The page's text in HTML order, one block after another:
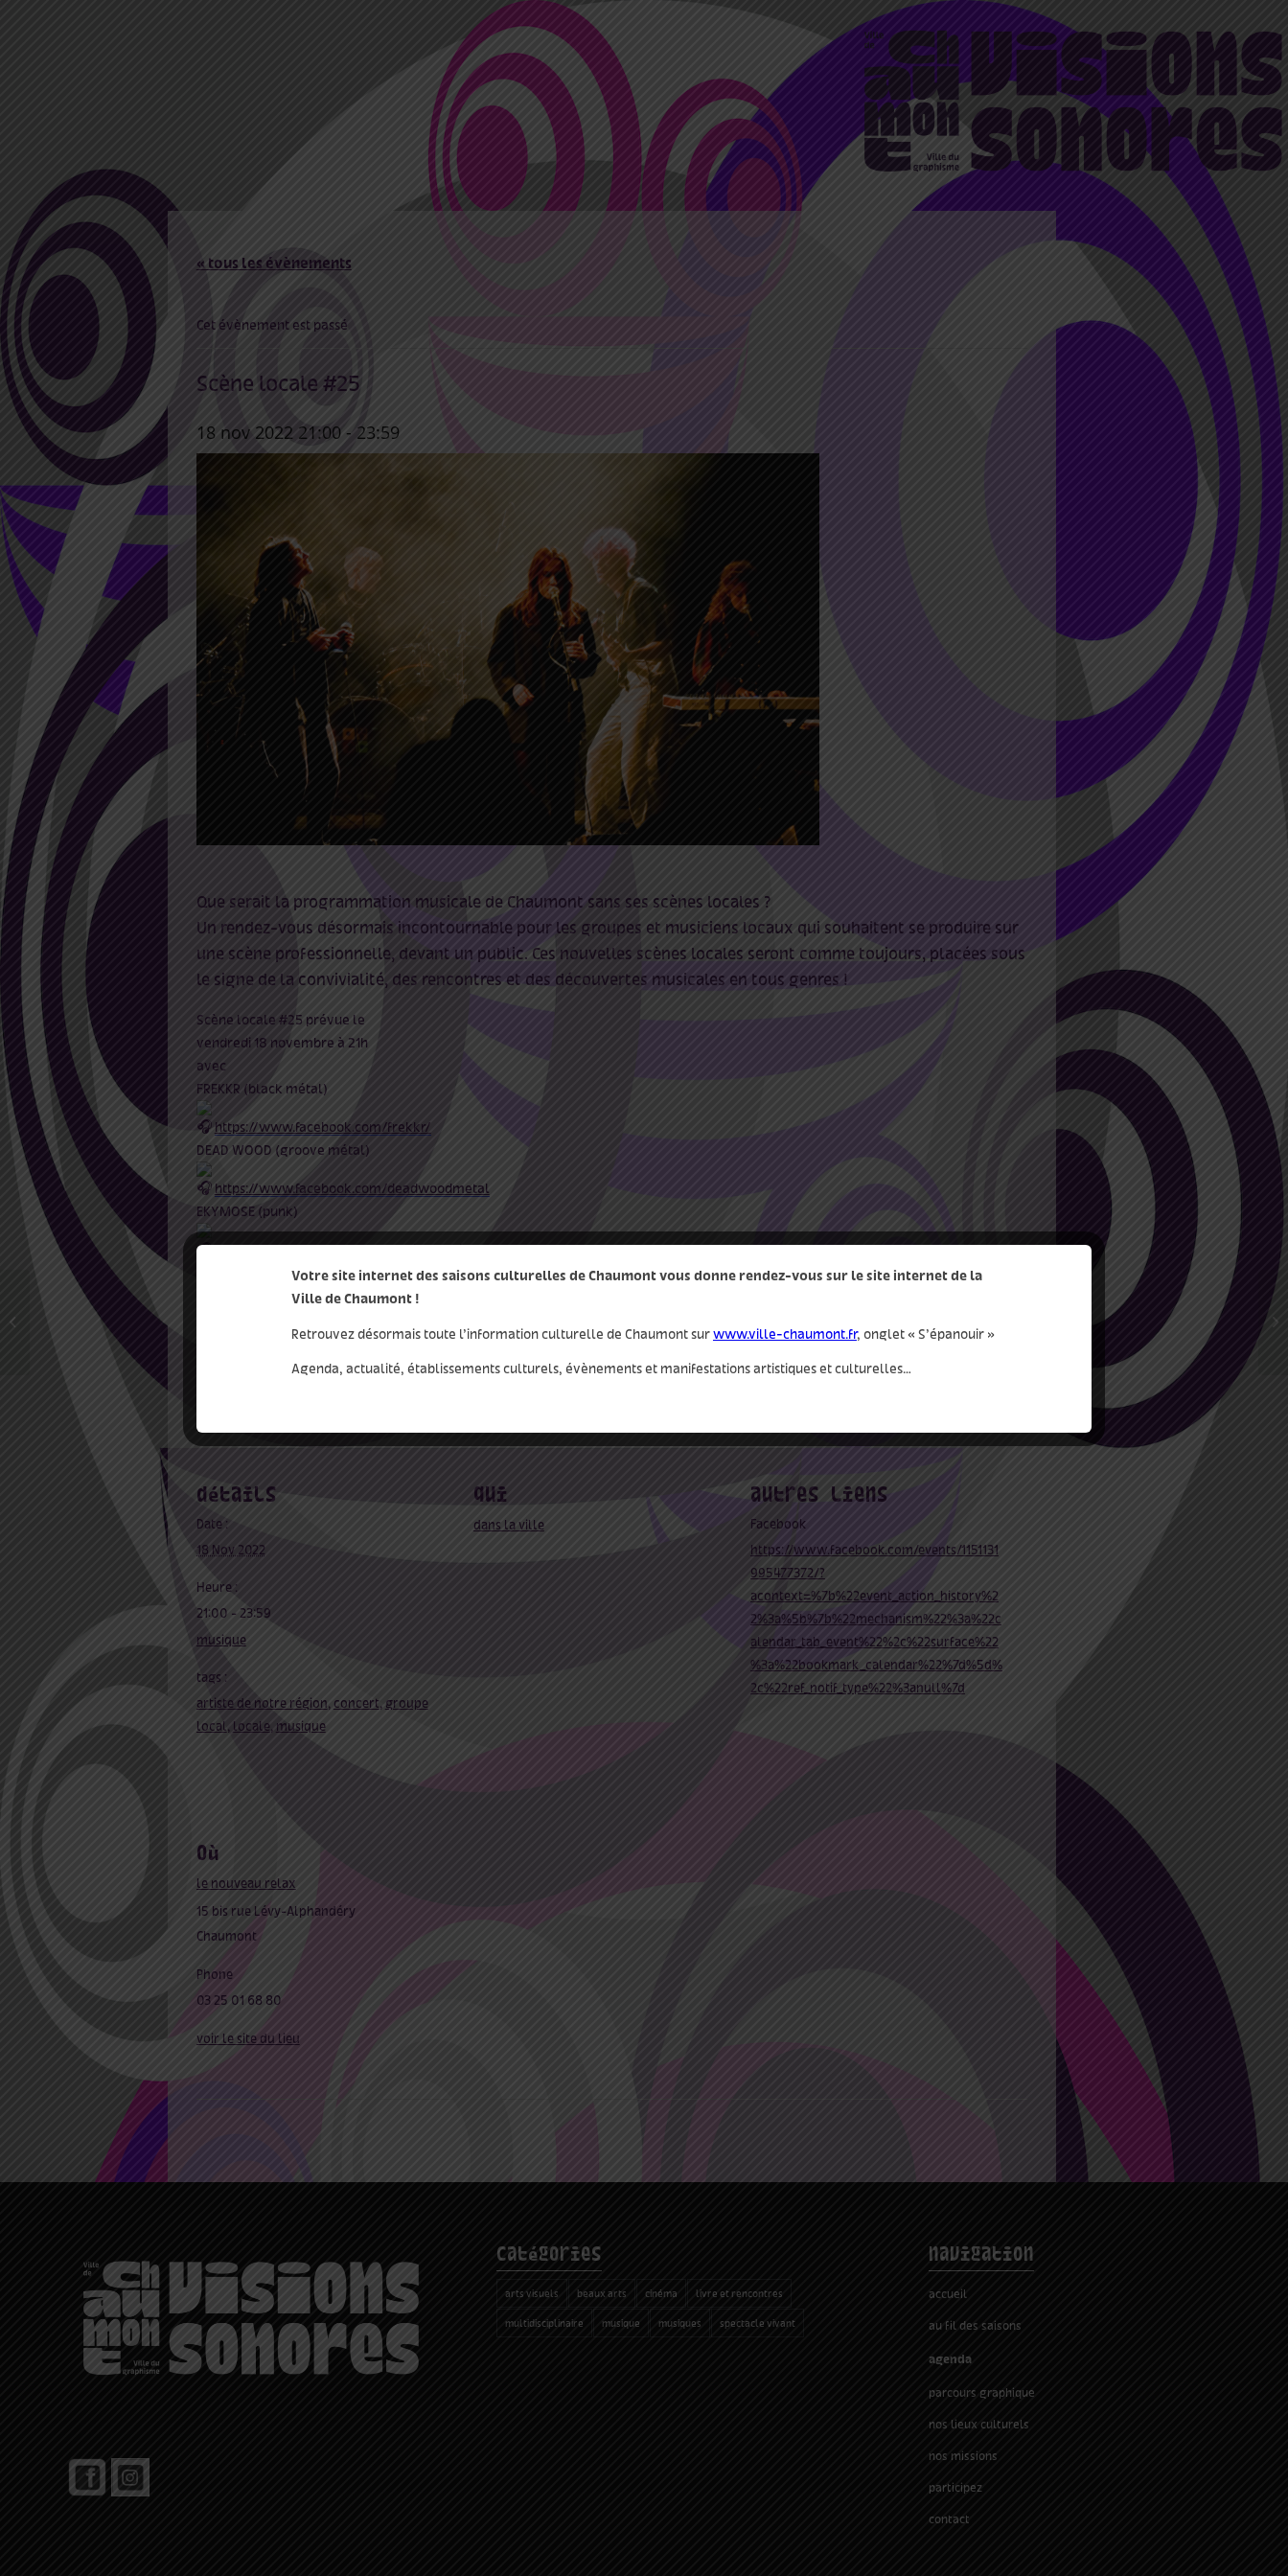
« tous les évènements
Cet évènement est passé
Scène locale #25
18 nov 2022 21:00-23:59
Que serait la programmation musicale de Chaumont sans ses scènes locales ?
Un rendez-vous désormais incontournable pour les groupes et musiciens locaux qui souhaitent se produire sur
une scène professionnelle, devant un public. Ces nouvelles scènes locales seront comme toujours, placées sous
le signe de la convivialité, des rencontres et des découvertes musicales en tous genres !
Scène locale #25 prévue le
vendredi 18 novembre à 21h
avec
FREKKR (black métal)
https://www.facebook.com/frekkr/
DEAD WOOD (groove métal)
https://www.facebook.com/deadwoodmetal
EKYMOSE (punk)
https://www.facebook.com/profile.php?id=100065275330068
BUVETTE SUR PLACE
détails
Date :
18 Nov 2022
Heure :
21:00 - 23:59
musique
tags :
artiste de notre région, concert, groupe
local , locale, musique
qui
dans la ville
autres
Facebook
https://www.facebook.com/events/1151131
995477372/?
acontext=%7b%22event_action_history%2
2%3a%5b%7b%22mechanism%22%3a%22c
alendar_tab_event%22%2c%22surface%22
%3a%22bookmark_calendar%22%7d%5d%
2c%22ref_notif_type%22%3anull%7d
où
le nouveau relax
15 bis rue Lévy-Alphandéry
Chaumont
Phone
03 25 01 68 80
voir le site du lieu
catégories
arts visuels beaux arts cinéma livre et rencontres
multidisciplinaire musique musiques spectacle vivant
navigation
accueil
au fil des saisons
agenda
parcours graphique
nos lieux culturels
nos missions
participez
contact
REPORTÉ – Spectacle
‘Odysseus’ de la Cie
Karnavires
Votre site internet des saisons culturelles de Chaumont vous donne rendez-vous sur le site internet de la
Ville de Chaumont !
Retrouvez désormais toute l’information culturelle de Chaumont surwww.ville-chaumont.fr, onglet « S’épanouir »
Agenda, actualité, établissements culturels, évènements et manifestations artistiques et culturelles…